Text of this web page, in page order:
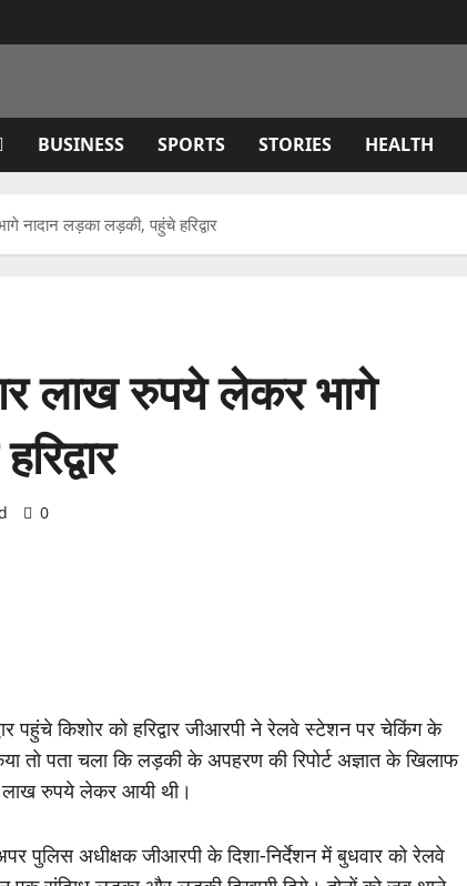
BUSINESS SPORTS STORIES HEALTH
नादान लड़का लड़की, पहुंचे हरिद्वार
लाख रुपये लेकर भागे
0
पहुंचे किशोर को हरिद्वार जीआरपी ने रेलवे स्टेशन पर चेकिंग के
तो पता चला कि लड़की के अपहरण की रिपोर्ट अज्ञात के खिलाफ
लाख रुपये लेकर आयी थी।
पुलिस अधीक्षक जीआरपी के दिशा-निर्देशन में बुधवार को रेलवे